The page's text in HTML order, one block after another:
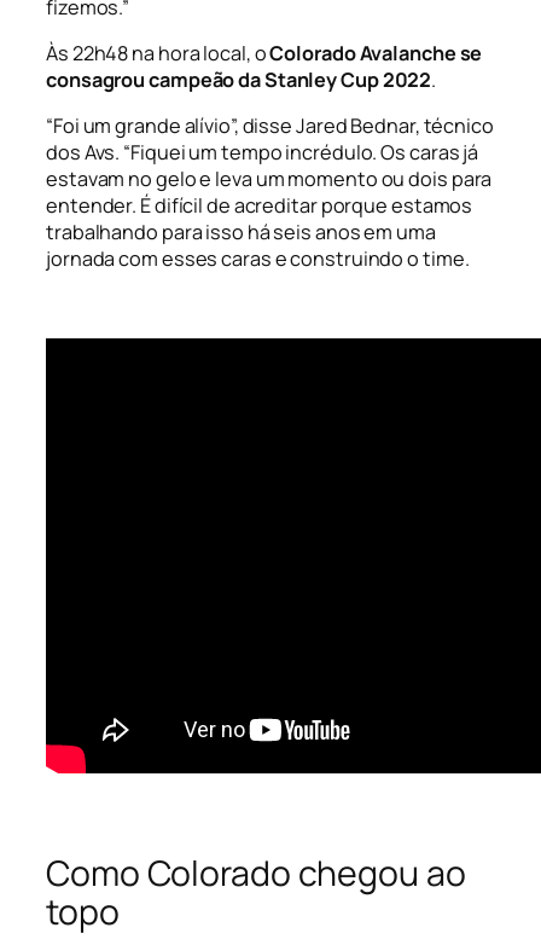
fizemos.”
Às 22h48 na hora local, oColorado Avalanche se
consagrou campeão da Stanley Cup 2022.
“Foi um grande alívio”, disse Jared Bednar, técnico
dos Avs. “Fiquei um tempo incrédulo. Os caras já
estavam no gelo e leva um momento ou dois para
entender. É difícil de acreditar porque estamos
trabalhando para isso há seis anos em uma
jornada com esses caras e construindo o time.
Como Colorado chegou ao
topo